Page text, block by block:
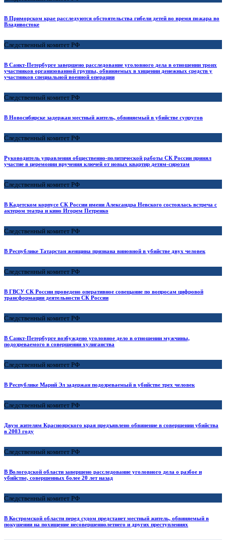
В Приморском крае расследуются обстоятельства гибели детей во время пожара во
Владивостоке
Следственный комитет РФ
В Санкт-Петербурге завершено расследование уголовного дела в отношении троих
участников организованной группы, обвиняемых в хищении денежных средств у
участников специальной военной операции
Следственный комитет РФ
В Новосибирске задержан местный житель, обвиняемый в убийстве супругов
Следственный комитет РФ
Руководитель управления общественно-политической работы СК России принял
участие в церемонии вручения ключей от новых квартир детям-сиротам
Следственный комитет РФ
В Кадетском корпусе СК России имени Александра Невского состоялась встреча с
актером театра и кино Игорем Петренко
Следственный комитет РФ
В Республике Татарстан женщина признана виновной в убийстве двух человек
Следственный комитет РФ
В ГВСУ СК России проведено оперативное совещание по вопросам цифровой
трансформации деятельности CК России
Следственный комитет РФ
В Санкт-Петербурге возбуждено уголовное дело в отношении мужчины,
подозреваемого в совершении хулиганства
Следственный комитет РФ
В Республике Марий Эл задержан подозреваемый в убийстве трех человек
Следственный комитет РФ
Двум жителям Красноярского края предъявлено обвинение в совершении убийства
в 2003 году
Следственный комитет РФ
В Вологодской области завершено расследование уголовного дела о разбое и
убийстве, совершенных более 20 лет назад
Следственный комитет РФ
В Костромской области перед судом предстанет местный житель, обвиняемый в
покушении на похищение несовершеннолетнего и других преступлениях